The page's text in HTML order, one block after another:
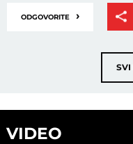
ODGOVORITE ›
SVI
VIDEO